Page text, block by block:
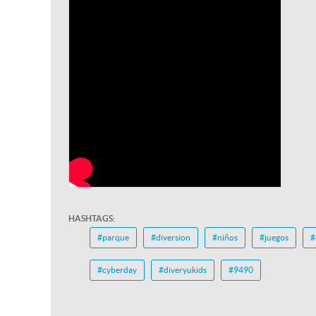
HASHTAGS:
#parque #diversion #niños #juegos
#cyberday #diveryukids #9490